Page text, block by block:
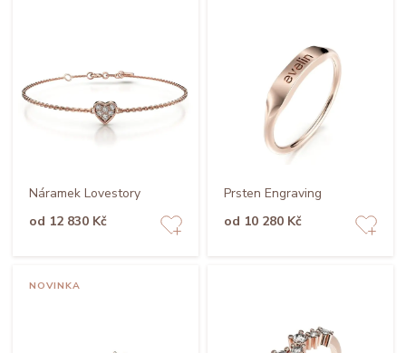
Náramek Lovestory
od 12 830 Kč
Prsten Engraving
od 10 280 Kč
NOVINKA